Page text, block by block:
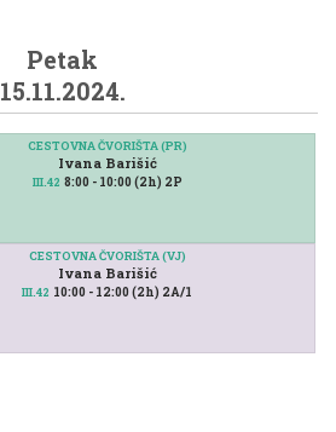
Petak
15.11.2024.
CESTOVNA ČVORIŠTA (PR)
Ivana Barišić
III.42 8:00 - 10:00 (2h) 2P
CESTOVNA ČVORIŠTA (VJ)
Ivana Barišić
III.42 10:00 - 12:00 (2h) 2A/1